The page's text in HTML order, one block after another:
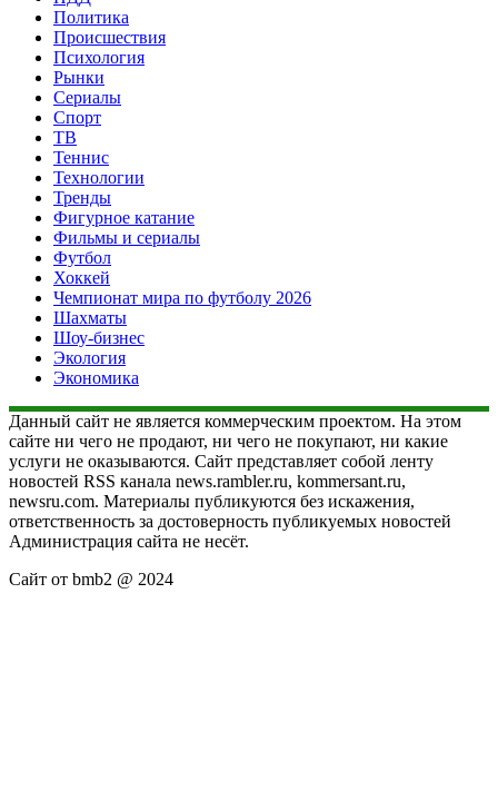
Политика
Происшествия
Психология
Рынки
Сериалы
Спорт
ТВ
Теннис
Технологии
Тренды
Фигурное катание
Фильмы и сериалы
Футбол
Хоккей
Чемпионат мира по футболу 2026
Шахматы
Шоу-бизнес
Экология
Экономика
Данный сайт не является коммерческим проектом. На этом
сайте ни чего не продают, ни чего не покупают, ни какие
услуги не оказываются. Сайт представляет собой ленту
новостей RSS канала news.rambler.ru, kommersant.ru,
newsru.com. Материалы публикуются без искажения,
ответственность за достоверность публикуемых новостей
Администрация сайта не несёт.
Сайт от bmb2 @ 2024